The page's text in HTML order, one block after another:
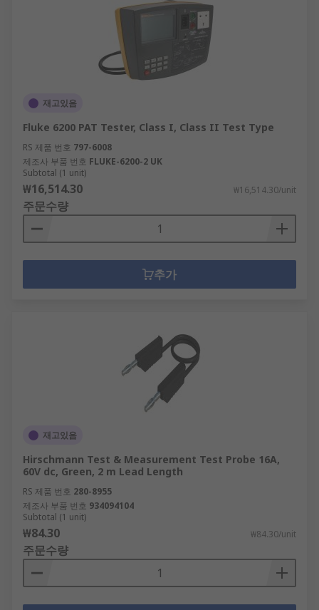
재고있음
Fluke 6200 PAT Tester, Class I, Class II Test Type
RS 제품 번호 797-6008
제조사 부품 번호 FLUKE-6200-2 UK
Subtotal (1 unit)
₩16,514.30 ₩16,514.30/unit
주문수량
추가
재고있음
Hirschmann Test & Measurement Test Probe 16A,
60V dc, Green, 2 m Lead Length
RS 제품 번호 280-8955
제조사 부품 번호 934094104
Subtotal (1 unit)
₩84.30 ₩84.30/unit
주문수량